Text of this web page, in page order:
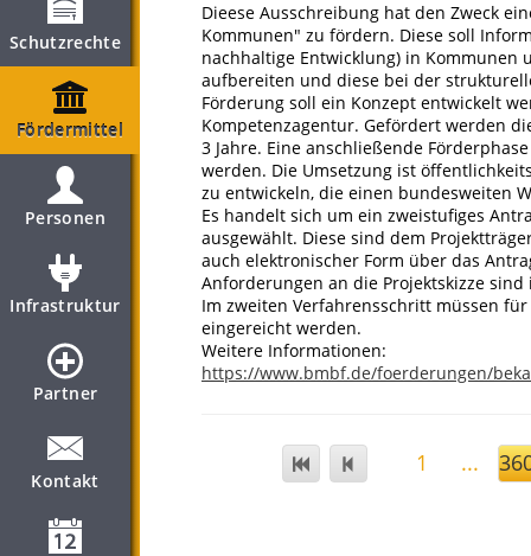
Schutzrechte
Fördermittel
Personen
Infrastruktur
Partner
Kontakt
Dieese Ausschreibung hat den Zweck
Kommunen" zu fördern. Diese soll
nachhaltige Entwicklung) in
aufbereiten und diese bei der
Förderung soll ein Konzept entwickelt
Kompetenzagentur. Gefördert werden
3 Jahre. Eine anschließende
werden. Die Umsetzung ist
zu entwickeln, die einen bundesweiten
Es handelt sich um ein zweistufiges
ausgewählt. Diese sind dem
auch elektronischer Form über das
Anforderungen an die Projektskizze
Im zweiten Verfahrensschritt müssen
eingereicht werden.
Weitere Informationen:
https://www.bmbf.de/foerderungen/
1 ...